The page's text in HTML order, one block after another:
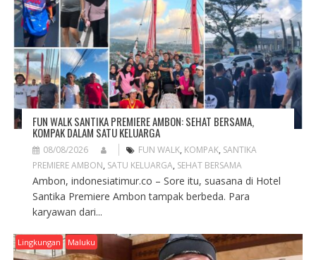
O
FUN WALK SANTIKA PREMIERE AMBON: SEHAT BERSAMA,
KOMPAK DALAM SATU KELUARGA
08/08/2026 FUN WALK, KOMPAK, SANTIKA
PREMIERE AMBON, SATU KELUARGA, SEHAT BERSAMA
Ambon, indonesiatimur.co – Sore itu, suasana di Hotel
Santika Premiere Ambon tampak berbeda. Para
karyawan dari...
Lingkungan Maluku